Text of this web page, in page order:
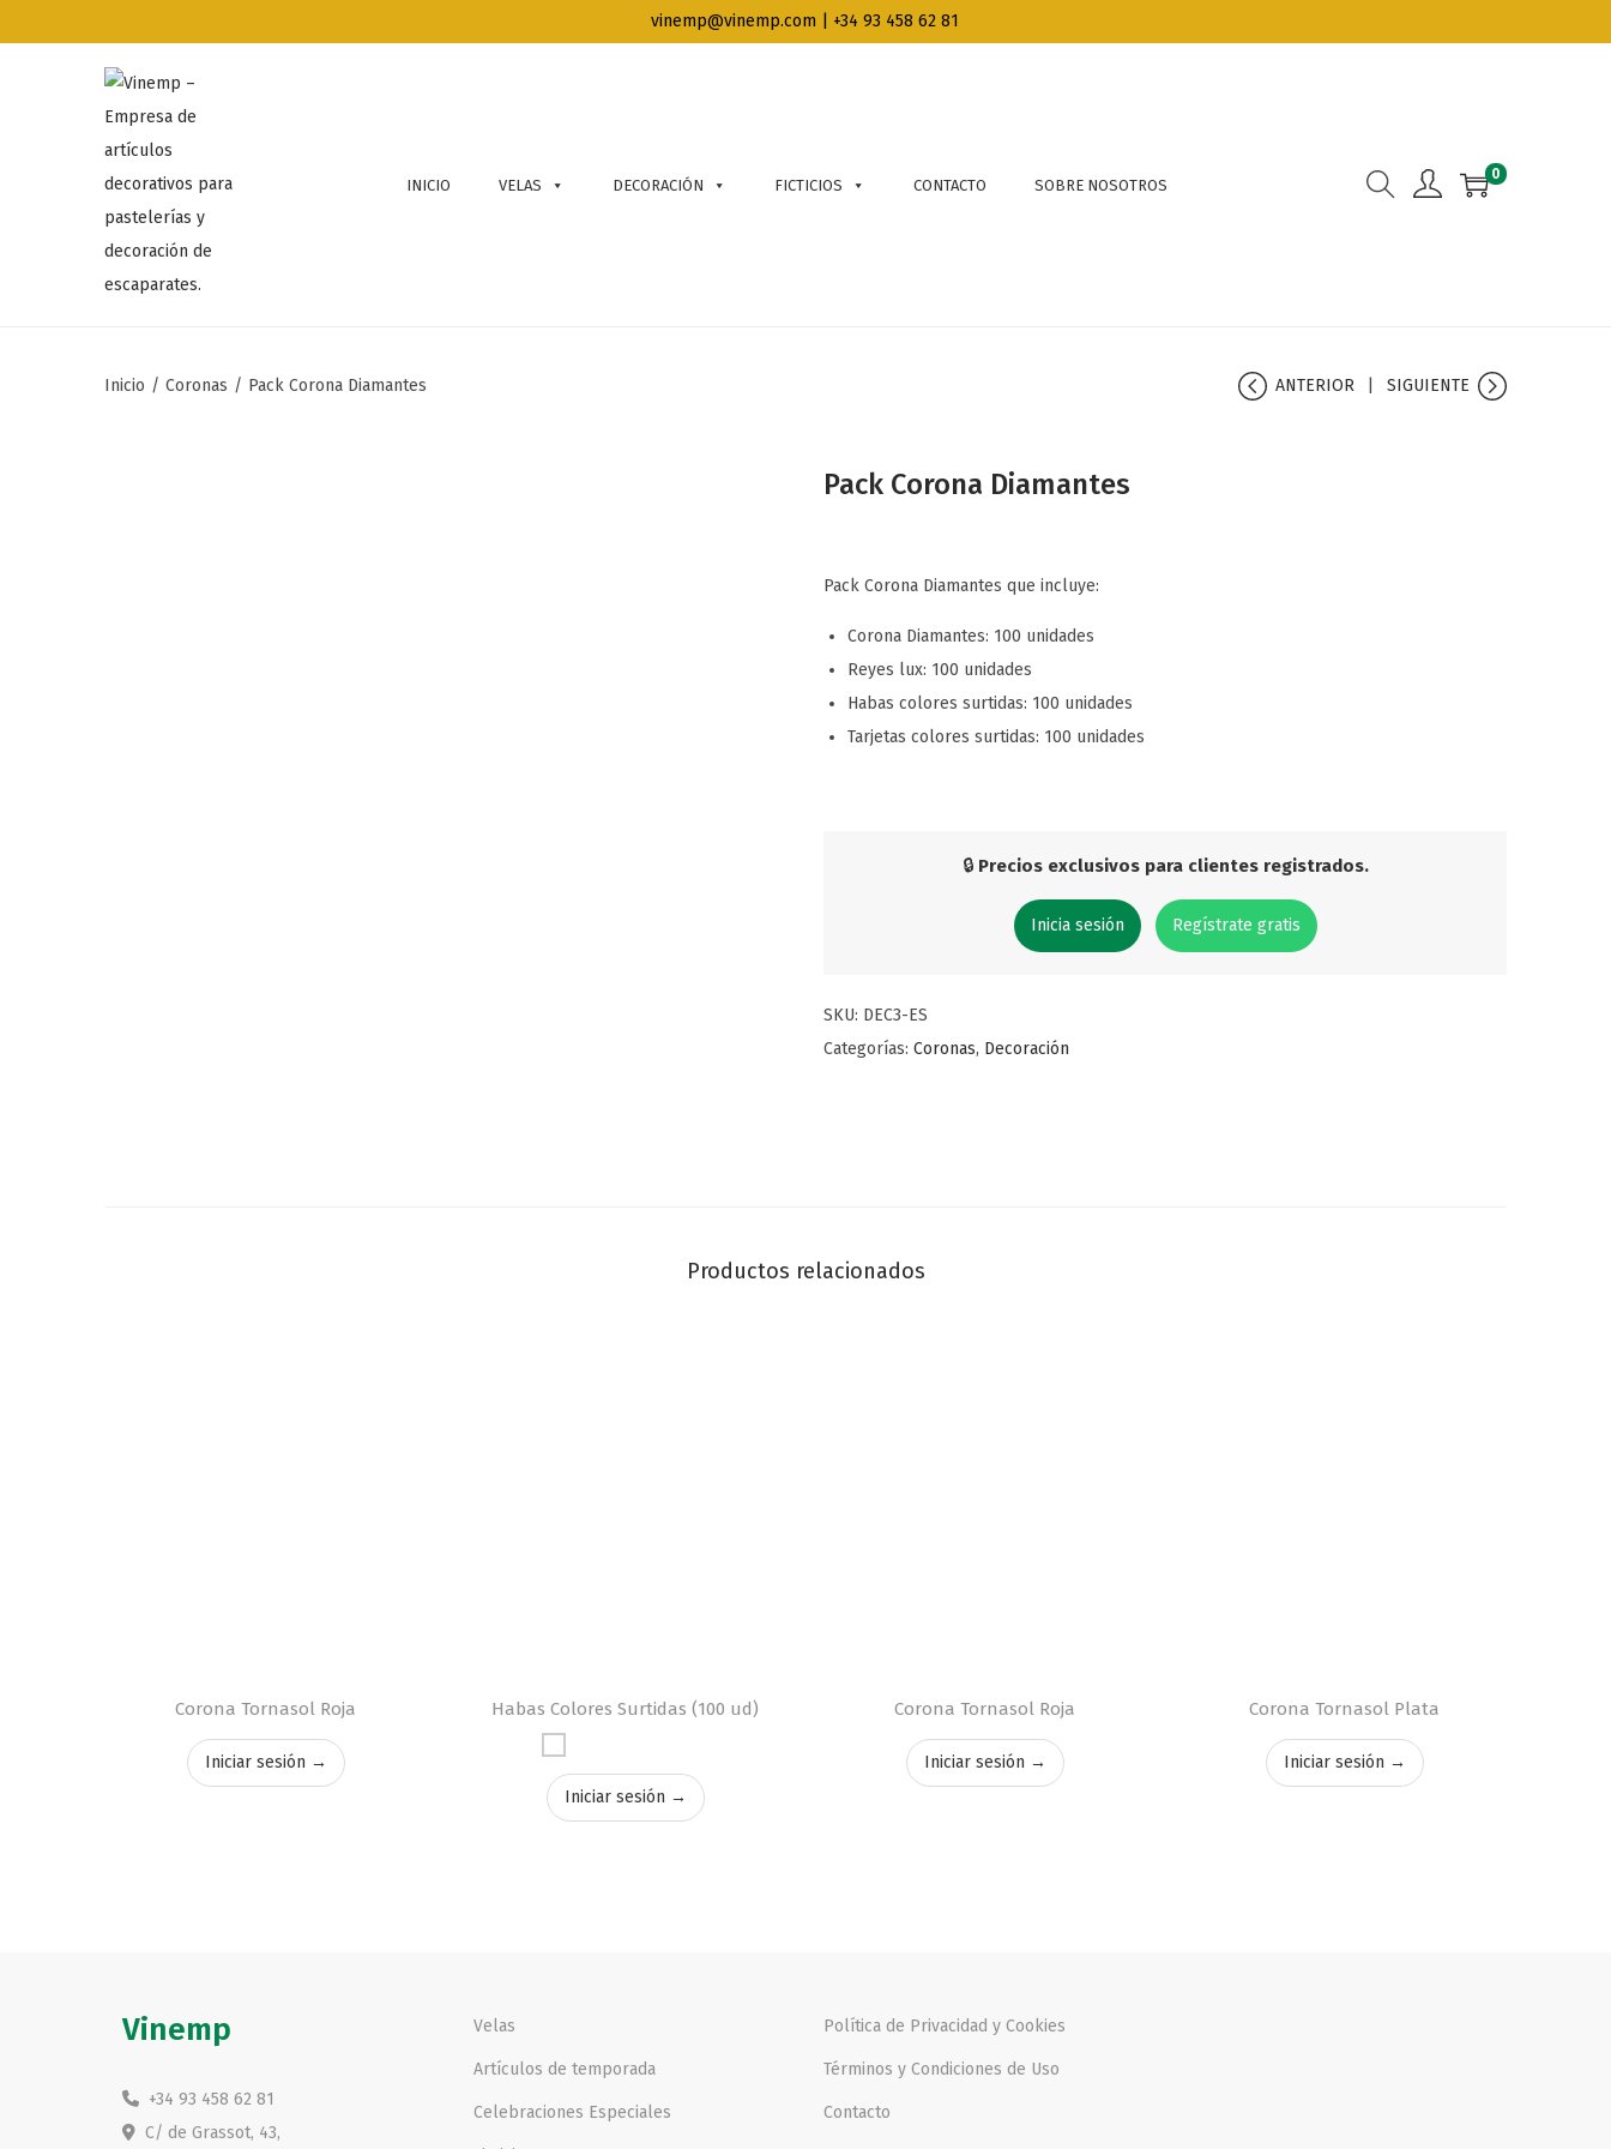
vinemp@vinemp.com | +34 93 458 62 81
INICIO VELAS DECORACIÓN FICTICIOS CONTACTO SOBRE NOSOTROS
0
Inicio / Coronas / Pack Corona Diamantes ANTERIOR SIGUIENTE
Pack Corona Diamantes
Pack Corona Diamantes que incluye:
Corona Diamantes: 100 unidades
Reyes lux: 100 unidades
Habas colores surtidas: 100 unidades
Tarjetas colores surtidas: 100 unidades
🔒 Precios exclusivos para clientes registrados.
Inicia sesión Regístrate gratis
SKU: DEC3-ES
Categorías: Coronas, Decoración
Productos relacionados
Corona Tornasol Roja
Iniciar sesión →
Habas Colores Surtidas (100 ud)
Iniciar sesión →
Corona Tornasol Roja
Iniciar sesión →
Corona Tornasol Plata
Iniciar sesión →
Vinemp
+34 93 458 62 81
C/ de Grassot, 43,
Velas
Artículos de temporada
Celebraciones Especiales
Política de Privacidad y Cookies
Términos y Condiciones de Uso
Contacto